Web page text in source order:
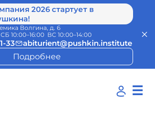
2026 стартует в
Волгина, д. 6
10:00–16:00 ВС 10:00–14:00
33
abiturient@pushkin.institute
Подробнее
☰